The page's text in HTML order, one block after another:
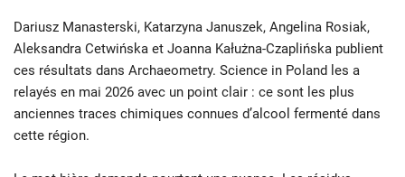
Dariusz Manasterski, Katarzyna Januszek, Angelina Rosiak,
Aleksandra Cetwińska et Joanna Kałużna-Czaplińska publient
ces résultats dans Archaeometry. Science in Poland les a
relayés en mai 2026 avec un point clair : ce sont les plus
anciennes traces chimiques connues d’alcool fermenté dans
cette région.